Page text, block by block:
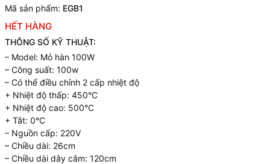
Mã sản phẩm: EGB1
HẾT HÀNG
THÔNG SỐ KỸ THUẬT:
– Model: Mỏ hàn 100W
– Công suất: 100w
– Có thể điều chỉnh 2 cấp nhiệt độ
+ Nhiệt độ thấp: 450°C
+ Nhiệt độ cao: 500°C
+ Tắt: 0°C
– Nguồn cấp: 220V
– Chiều dài: 26cm
– Chiều dài dây cắm: 120cm